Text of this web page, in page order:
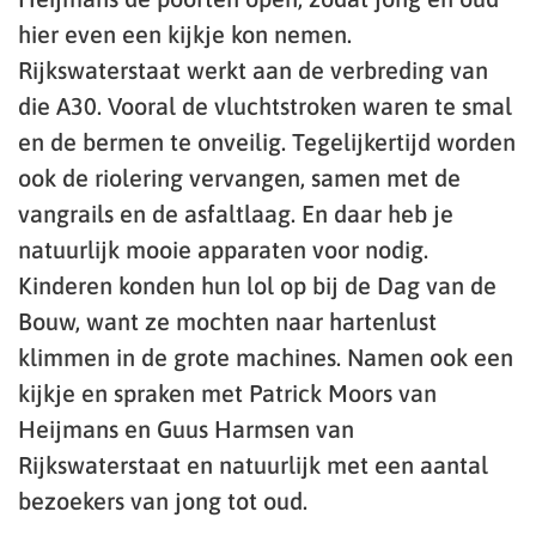
hier even een kijkje kon nemen.
Rijkswaterstaat werkt aan de verbreding van
die A30. Vooral de vluchtstroken waren te smal
en de bermen te onveilig. Tegelijkertijd worden
ook de riolering vervangen, samen met de
vangrails en de asfaltlaag. En daar heb je
natuurlijk mooie apparaten voor nodig.
Kinderen konden hun lol op bij de Dag van de
Bouw, want ze mochten naar hartenlust
klimmen in de grote machines. Namen ook een
kijkje en spraken met Patrick Moors van
Heijmans en Guus Harmsen van
Rijkswaterstaat en natuurlijk met een aantal
bezoekers van jong tot oud.